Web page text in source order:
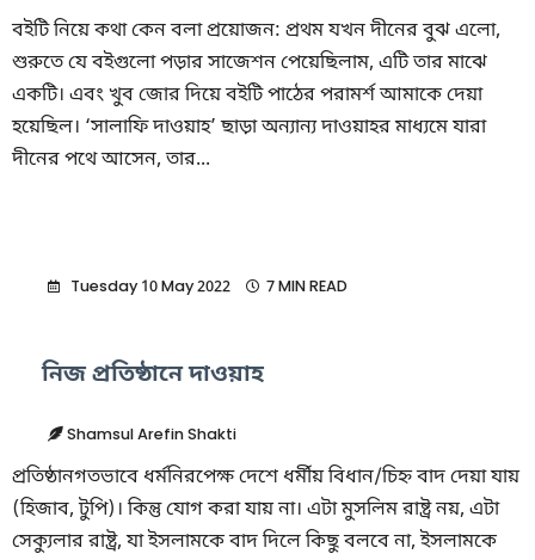
বইটি নিয়ে কথা কেন বলা প্রয়োজন: প্রথম যখন দীনের বুঝ এলো,
শুরুতে যে বইগুলো পড়ার সাজেশন পেয়েছিলাম, এটি তার মাঝে
একটি। এবং খুব জোর দিয়ে বইটি পাঠের পরামর্শ আমাকে দেয়া
হয়েছিল। ‘সালাফি দাওয়াহ’ ছাড়া অন্যান্য দাওয়াহর মাধ্যমে যারা
দীনের পথে আসেন, তার...
Tuesday 10 May 2022 7 MIN READ
নিজ প্রতিষ্ঠানে দাওয়াহ
Shamsul Arefin Shakti
প্রতিষ্ঠানগতভাবে ধর্মনিরপেক্ষ দেশে ধর্মীয় বিধান/চিহ্ন বাদ দেয়া যায়
(হিজাব, টুপি)। কিন্তু যোগ করা যায় না। এটা মুসলিম রাষ্ট্র নয়, এটা
সেক্যুলার রাষ্ট্র, যা ইসলামকে বাদ দিলে কিছু বলবে না, ইসলামকে